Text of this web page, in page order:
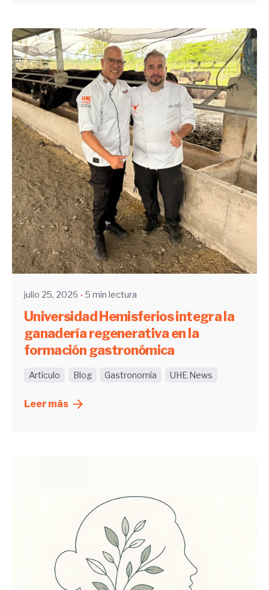
Enviado por
UHE
julio 25, 2026 5 min lectura
Universidad Hemisferios integra la
ganadería regenerativa en la
formación gastronómica
Artículo Blog Gastronomía UHE News
Leer más